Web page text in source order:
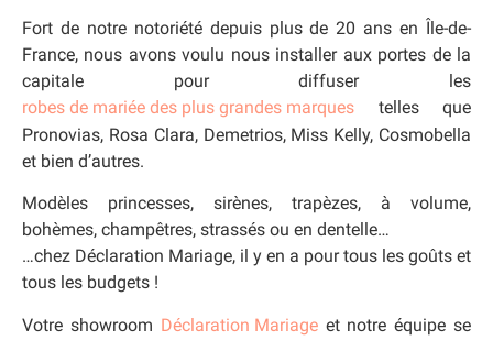
Fort de notre notoriété depuis plus de 20 ans en Île-de-
France, nous avons voulu nous installer aux portes de la
capitale pour diffuser les
robes de mariée des plus grandes marques telles que
Pronovias, Rosa Clara, Demetrios, Miss Kelly, Cosmobella
et bien d’autres.
Modèles princesses, sirènes, trapèzes, à volume,
bohèmes, champêtres, strassés ou en dentelle…
…chez Déclaration Mariage, il y en a pour tous les goûts et
tous les budgets !
Votre showroom Déclaration Mariageet notre équipe se